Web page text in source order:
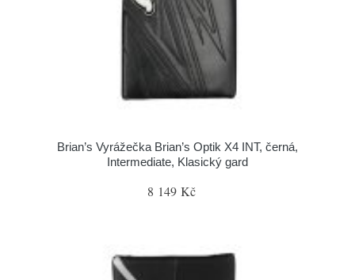
Brian’s Vyrážečka Brian’s Optik X4 INT, černá,
Intermediate, Klasický gard
8 149 Kč